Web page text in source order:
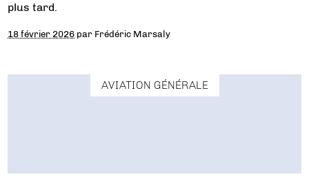
plus tard.
18 février 2026 par Frédéric Marsaly
AVIATION GÉNÉRALE